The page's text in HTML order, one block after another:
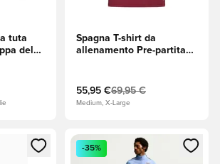
tuta
del
Spagna T-shirt da
allenamento Pre-partita
di Borgogna
55,95 €69,95 €
Medium, X-Large
modale per accedere o registrarsi come
Apre una finestra modale per
-35%